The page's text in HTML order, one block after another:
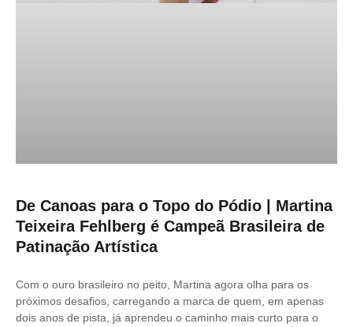
De Canoas para o Topo do Pódio | Martina
Teixeira Fehlberg é Campeã Brasileira de
Patinação Artística
Com o ouro brasileiro no peito, Martina agora olha para os
próximos desafios, carregando a marca de quem, em apenas
dois anos de pista, já aprendeu o caminho mais curto para o